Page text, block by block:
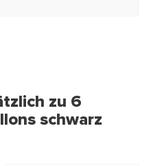
zu 6
schwarz